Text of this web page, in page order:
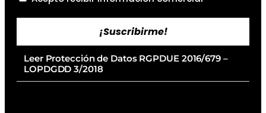
¡Suscribirme!
Leer Protección de Datos RGPDUE 2016/679 –
LOPDGDD 3/2018